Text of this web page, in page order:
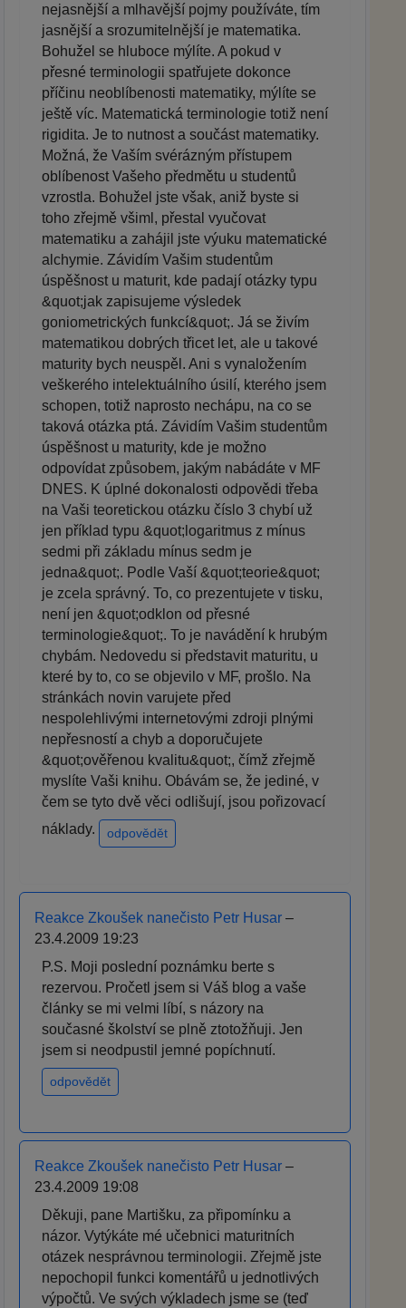
nejasnější a mlhavější pojmy používáte, tím
jasnější a srozumitelnější je matematika.
Bohužel se hluboce mýlíte. A pokud v
přesné terminologii spatřujete dokonce
příčinu neoblíbenosti matematiky, mýlíte se
ještě víc. Matematická terminologie totiž není
rigidita. Je to nutnost a součást matematiky.
Možná, že Vaším svérázným přístupem
oblíbenost Vašeho předmětu u studentů
vzrostla. Bohužel jste však, aniž byste si
toho zřejmě všiml, přestal vyučovat
matematiku a zahájil jste výuku matematické
alchymie. Závidím Vašim studentům
úspěšnost u maturit, kde padají otázky typu
&quot;jak zapisujeme výsledek
goniometrických funkcí&quot;. Já se živím
matematikou dobrých třicet let, ale u takové
maturity bych neuspěl. Ani s vynaložením
veškerého intelektuálního úsilí, kterého jsem
schopen, totiž naprosto nechápu, na co se
taková otázka ptá. Závidím Vašim studentům
úspěšnost u maturity, kde je možno
odpovídat způsobem, jakým nabádáte v MF
DNES. K úplné dokonalosti odpovědi třeba
na Vaši teoretickou otázku číslo 3 chybí už
jen příklad typu &quot;logaritmus z mínus
sedmi při základu mínus sedm je
jedna&quot;. Podle Vaší &quot;teorie&quot;
je zcela správný. To, co prezentujete v tisku,
není jen &quot;odklon od přesné
terminologie&quot;. To je navádění k hrubým
chybám. Nedovedu si představit maturitu, u
které by to, co se objevilo v MF, prošlo. Na
stránkách novin varujete před
nespolehlivými internetovými zdroji plnými
nepřesností a chyb a doporučujete
&quot;ověřenou kvalitu&quot;, čímž zřejmě
myslíte Vaši knihu. Obávám se, že jediné, v
čem se tyto dvě věci odlišují, jsou pořizovací
náklady.
odpovědět
Reakce Zkoušek nanečisto Petr Husar –
23.4.2009 19:23
P.S. Moji poslední poznámku berte s
rezervou. Pročetl jsem si Váš blog a vaše
články se mi velmi líbí, s názory na
současné školství se plně ztotožňuji. Jen
jsem si neodpustil jemné popíchnutí.
odpovědět
Reakce Zkoušek nanečisto Petr Husar –
23.4.2009 19:08
Děkuji, pane Martišku, za připomínku a
názor. Vytýkáte mé učebnici maturitních
otázek nesprávnou terminologii. Zřejmě jste
nepochopil funkci komentářů u jednotlivých
výpočtů. Ve svých výkladech jsme se (teď